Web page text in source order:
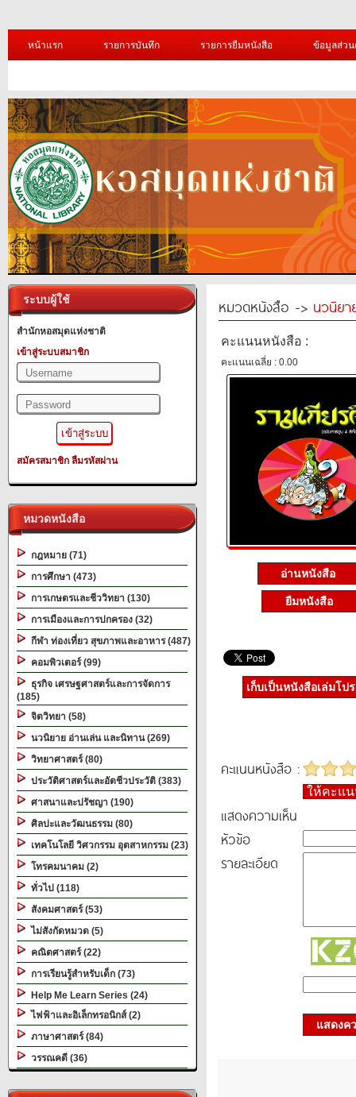
หน้าแรก รายการบันทึก รายการยืมหนังสือ ข้อมูลส่ว
ระบบผู้ใช้
สำนักหอสมุดแห่งชาติ
เข้าสู่ระบบสมาชิก
สมัครสมาชิก ลืมรหัสผ่าน
หมวดหนังสือ
กฎหมาย (71)
การศึกษา (473)
การเกษตรและชีววิทยา (130)
การเมืองและการปกครอง (32)
กีฬา ท่องเที่ยว สุขภาพและอาหาร (487)
คอมพิวเตอร์ (99)
ธุรกิจ เศรษฐศาสตร์และการจัดการ
(185)
จิตวิทยา (58)
นวนิยาย อ่านเล่น และนิทาน (269)
วิทยาศาสตร์ (80)
ประวัติศาสตร์และอัตชีวประวัติ (383)
ศาสนาและปรัชญา (190)
ศิลปะและวัฒนธรรม (80)
เทคโนโลยี วิศวกรรม อุตสาหกรรม (23)
โทรคมนาคม (2)
ทั่วไป (118)
สังคมศาสตร์ (53)
ไม่สังกัดหมวด (5)
คณิตศาสตร์ (22)
การเรียนรู้สำหรับเด็ก (73)
Help Me Learn Series (24)
ไฟฟ้าและอิเล็กทรอนิกส์ (2)
ภาษาศาสตร์ (84)
วรรณคดี (36)
หมวดหนังสือ -> นวนิยา
คะแนนหนังสือ :
คะแนนเฉลี่ย : 0.00
อ่านหนังสือ
ยืมหนังสือ
เก็บเป็นหนังสือเล่มโป
คะแนนหนังสือ :
ให้คะแ
แสดงความเห็น
หัวข้อ
รายละเอียด
แสดงค